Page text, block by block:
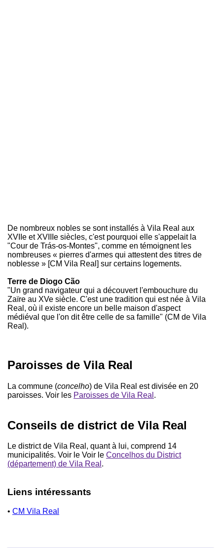
De nombreux nobles se sont installés à Vila Real aux
XVIIe et XVIIIe siècles, c'est pourquoi elle s'appelait la
"Cour de Trás-os-Montes", comme en témoignent les
nombreuses « pierres d'armes qui attestent des titres de
noblesse » [CM Vila Real] sur certains logements.
Terre de Diogo Cão
"Un grand navigateur qui a découvert l'embouchure du
Zaïre au XVe siècle. C'est une tradition qui est née à Vila
Real, où il existe encore un belle maison d'aspect
médiéval que l'on dit être celle de sa famille" (CM de Vila
Real).
Paroisses de Vila Real
La commune (concelho) de Vila Real est divisée en 20
paroisses. Voir les Paroisses de Vila Real .
Conseils de district de Vila Real
Le district de Vila Real, quant à lui, comprend 14
municipalités. Voir le Voir le Concelhos du District
(département) de Vila Real .
Liens intéressants
• CM Vila Real